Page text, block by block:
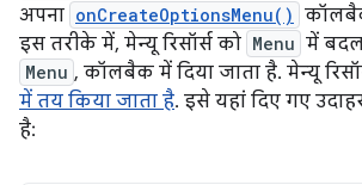
अपना onCreateOptionsMenu()
इस तरीके में, मेन्यू रिसॉर्स को Menu में
Menu , कॉलबैक में दिया जाता है. मेन्यू
में तय किया जाता है. इसे यहां दिए गए
है: